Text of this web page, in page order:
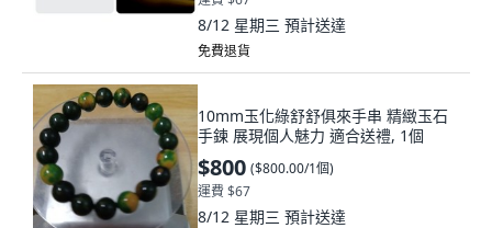
8/12 星期三 預計送達
免費退貨
10mm玉化綠舒舒俱來手串 精緻玉石
手鍊 展現個人魅力 適合送禮, 1個
$800 ($800.00/1個)
運費 $67
8/12 星期三 預計送達